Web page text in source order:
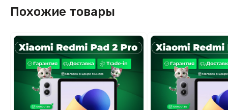
Похожие товары